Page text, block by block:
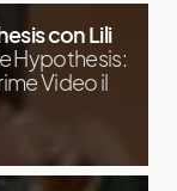
con Lili
Hypothesis:
Video il